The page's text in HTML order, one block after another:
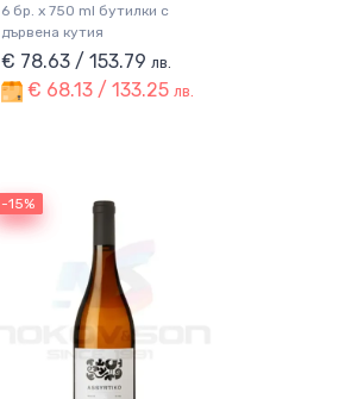
6 бр. x 750 ml бутилки с
дървена кутия
€ 78.63 / 153.79 лв.
€ 68.13 / 133.25 лв.
-15%
-15%